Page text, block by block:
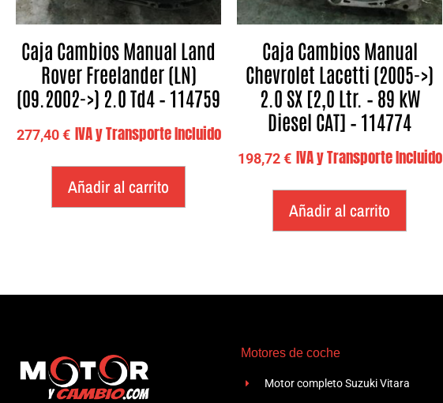
Caja Cambios Manual Land
Rover Freelander (LN)
(09.2002->) 2.0 Td4 – 114759
277,40€ IVA y Transporte Incluido
Añadir al carrito
Caja Cambios Manual
Chevrolet Lacetti (2005->)
2.0 SX [2,0 Ltr. – 89 kW
Diesel CAT] – 114774
198,72€ IVA y Transporte Incluido
Añadir al carrito
Motores de coche
Motor completo Suzuki Vitara